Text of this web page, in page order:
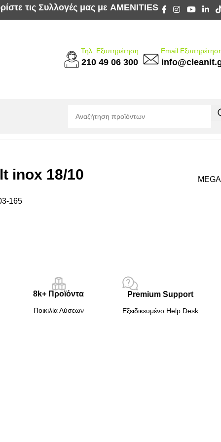
τις Συλλογές μας με AMENITIES
Τηλ. Εξυπηρέτηση
210 49 06 300
Email
inox 18/10 MEGA
165
8k+ Προϊόντα
Ποικιλία Λύσεων
Premium Support
Εξειδικευμένο Ηelp Desk